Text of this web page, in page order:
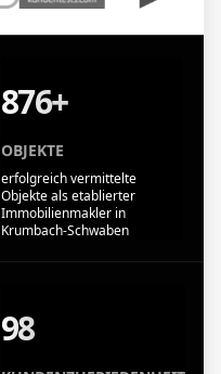
876+
OBJEKTE
erfolgreich vermittelte
Objekte als etablierter
Immobilienmakler in
Krumbach-Schwaben
98